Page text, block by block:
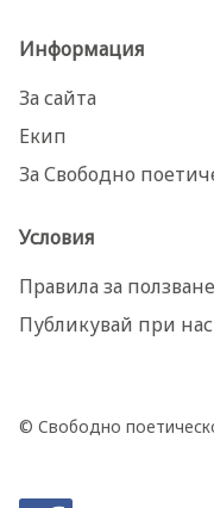
Информация
За сайта
Екип
За Свободно
Условия
Правила за ползване
Публикувай при нас
© Свободно